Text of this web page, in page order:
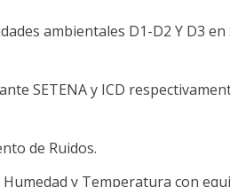
ambientales D1-D2 Y D3
SETENA y ICD
de Ruidos.
y Temperatura con